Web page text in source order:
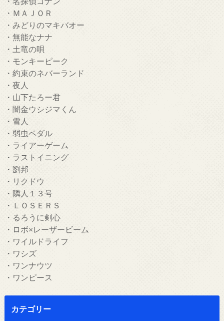
・ＭＡＪＯＲ
・みどりのマキバオー
・無能なナナ
・土竜の唄
・モンキーピーク
・約束のネバーランド
・夜人
・山下たろー君
・闇金ウシジマくん
・雪人
・弱虫ペダル
・ライアーゲーム
・ラストイニング
・劉邦
・リクドウ
・隣人１３号
・ＬＯＳＥＲＳ
・るろうに剣心
・ロボ×レーザービーム
・ワイルドライフ
・ワシズ
・ワンナウツ
・ワンピース
カテゴリー